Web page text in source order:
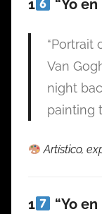
1 “Yo
“Portrait
Van
night
painting
Artístico,
1
“Yo